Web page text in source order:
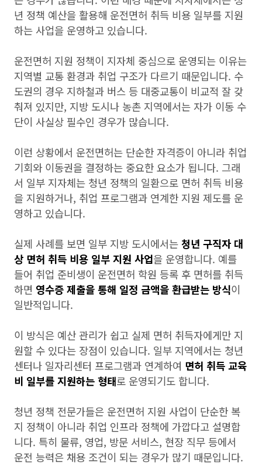
년 정책 예산을 활용해 운전면허 취득 비용 일부를 지원
하는 사업을 운영하고 있습니다.
운전면허 지원 정책이 지자체 중심으로 운영되는 이유는
지역별 교통 환경과 취업 구조가 다르기 때문입니다. 수
도권의 경우 지하철과 버스 등 대중교통이 비교적 잘 갖
춰져 있지만, 지방 도시나 농촌 지역에서는 자가 이동 수
단이 사실상 필수인 경우가 많습니다.
이런 상황에서 운전면허는 단순한 자격증이 아니라 취업
기회와 이동권을 결정하는 중요한 요소가 됩니다. 그래
서 일부 지자체는 청년 정책의 일환으로 면허 취득 비용
을 지원하거나, 취업 프로그램과 연계한 지원 제도를 운
영하고 있습니다.
실제 사례를 보면 일부 지방 도시에서는 청년 구직자 대
상 면허 취득 비용 일부 지원 사업을 운영합니다. 예를
들어 취업 준비생이 운전면허 학원 등록 후 면허를 취득
하면 영수증 제출을 통해 일정 금액을 환급받는 방식이
일반적입니다.
이 방식은 예산 관리가 쉽고 실제 면허 취득자에게만 지
원할 수 있다는 장점이 있습니다. 일부 지역에서는 청년
센터나 일자리센터 프로그램과 연계하여 면허 취득 교육
비 일부를 지원하는 형태로 운영되기도 합니다.
청년 정책 전문가들은 운전면허 지원 사업이 단순한 복
지 정책이 아니라 취업 인프라 정책에 가깝다고 설명합
니다. 특히 물류, 영업, 방문 서비스, 현장 직무 등에서
운전 능력은 채용 조건이 되는 경우가 많기 때문입니다.